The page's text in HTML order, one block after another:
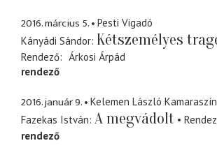
2016. március 5.
Pesti Vigadó
Kányádi Sándor Kétszemélyes
Rendező
Árkosi Árpád
rendező
2016. január 9.
Kelemen László
Fazekas István A megvádolt
rendező